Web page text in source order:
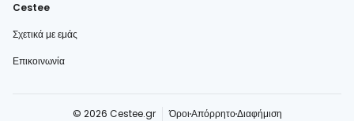
Cestee
Σχετικά με εμάς
Επικοινωνία
© 2026 Cestee.gr ΌροιΑπόρρητοΔιαφήμιση